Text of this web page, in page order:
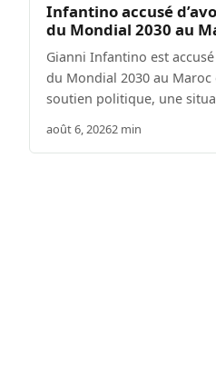
Infantino accusé
du Mondial 2030 au
Gianni Infantino est
du Mondial 2030 au
soutien politique, une
août 6, 20262 min